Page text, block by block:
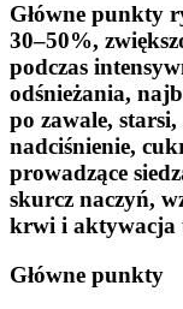
Główne punkty
30–50%,
podczas
odśnieżania,
po zawale,
nadciśnienie,
prowadzące
skurcz naczyń,
krwi i aktywacja
Główne punkty